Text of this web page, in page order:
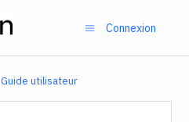
Connexion
Guide utilisateur